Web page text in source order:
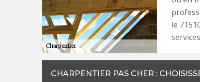
le
CHARPENTIER PAS CHER :